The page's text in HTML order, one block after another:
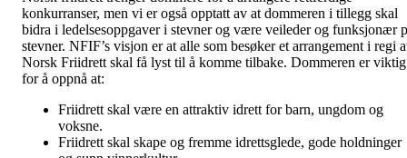
konkurranser, men vi er også opptatt av at dommeren i tillegg skal
bidra i ledelsesoppgaver i stevner og være veileder og funksjonær
stevner. NFIF’s visjon er at alle som besøker et arrangement i regi
Norsk Friidrett skal få lyst til å komme tilbake. Dommeren er viktig
for å oppnå at:
Friidrett skal være en attraktiv idrett for barn, ungdom og
voksne.
Friidrett skal skape og fremme idrettsglede, gode holdninger